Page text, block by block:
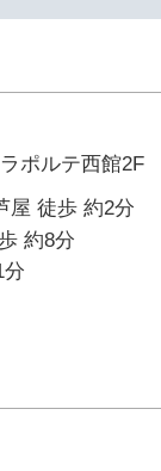
ポルテ西館2F
屋 徒歩 約2分
約8分
分